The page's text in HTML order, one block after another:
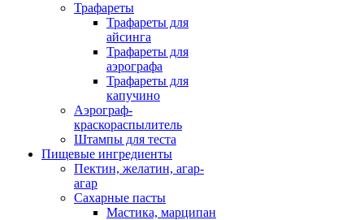
Трафареты
Трафареты для
айсинга
Трафареты для
аэрографа
Трафареты для
капучино
Аэрограф-
краскораспылитель
Штампы для теста
Пищевые ингредиенты
Пектин, желатин, агар-
агар
Сахарные пасты
Мастика, марципан